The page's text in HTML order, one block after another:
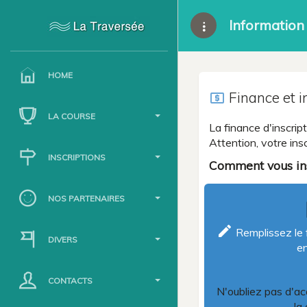
HOME
LA COURSE
INSCRIPTIONS
NOS PARTENAIRES
DIVERS
CONTACTS
local_atm Finance et
La finance
Attention, votre
Comment vous
create Remplissez
N'oubliez pas